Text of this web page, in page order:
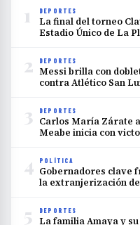
1 DEPORTES
La final del torneo
Estadio Único de La
2 DEPORTES
Messi brilla con
contra Atlético San
3 DEPORTES
Carlos María Zárate
Meabe inicia con
4 POLÍTICA
Gobernadores clave
la extranjerización
5 DEPORTES
La familia Amaya y